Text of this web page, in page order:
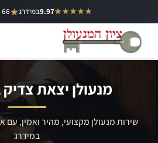
לתוכן
★★★★★
9.97במידרג 66 ביקורות בגוגל באר יעקב
ראשון לציון
לוד
רמלה
מנעולן יצאת
במידרג